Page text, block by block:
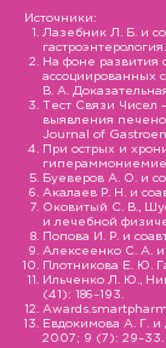
Источники:
Лазебник Л. Б. и
На фоне развития
ассоциированных
В. А.
Тест Связи Чисел
выявления
Journal of
При острых и
Буеверов А. О. и
Акалаев Р. Н. и
Оковитый С. В.,
и лечебной
Попова И. Р. и
Алексеенко С. А. и
Плотникова Е. Ю.
Ильченко Л. Ю.,
(41): 186–193.
Евдокимова А. Г. и
2007; 9 (7): 29–33.